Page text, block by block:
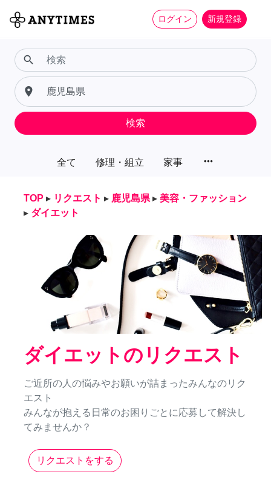
ログイン 新規登録
全て 修理・組立 家事 more_horiz
search
place
検索
TOP ▸ リクエスト ▸ 鹿児島県 ▸ 美容・ファッション
▸ ダイエット
ダイエットのリクエスト
ご近所の人の悩みやお願いが詰まったみんなのリク
エスト
みんなが抱える日常のお困りごとに応募して解決し
てみませんか？
リクエストをする